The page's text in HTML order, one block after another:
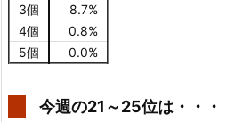
3個
8.7%
4個
0.8%
5個
0.0%
今週の21～25位は・・・